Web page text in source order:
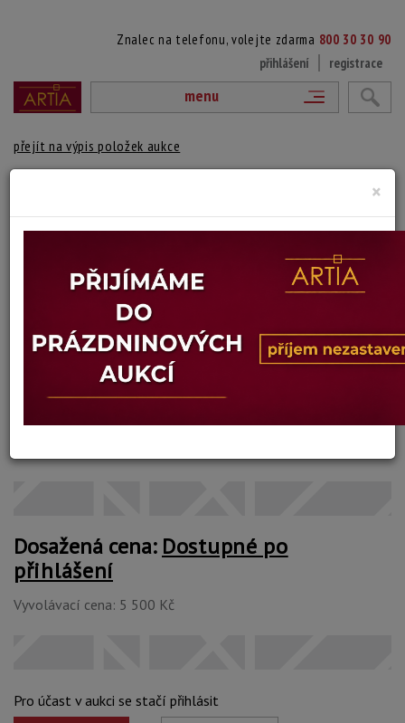
Znalec na telefonu, volejte zdarma 800 30 30 90
přihlášení
registrace
menu
přejít na výpis položek aukce
Autor:Josef Procházka
vydraženo
Signováno vlevo dole. Na reversu autorské razítko. Konzultováno a
pravost potvrzena Mgr. PhDr. Michaelem Zachařem. Certifikát pravosti
přiložen. Zaskleno galerijním sklem. Rámováno v blondelovém rámu.
Technika: olej na kartonu
Šířka: 51 cm, výška: 35 cm, rámování: 49 x 63 cm
Dosažená cena: Dostupné po
přihlášení
Vyvolávací cena: 5 500 Kč
Pro účast v aukci se stačí přihlásit
×